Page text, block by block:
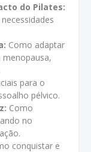
do Pilates:
Como adaptar
menopausa,
para o
pélvico.
Como
no
conquistar e